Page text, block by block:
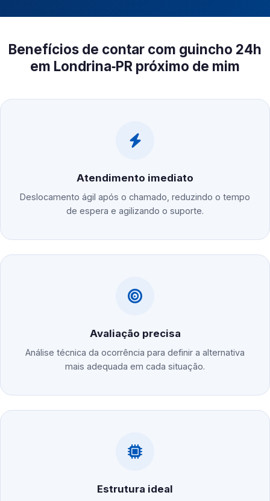
Benefícios de contar com guincho 24h
em Londrina‑PR próximo de mim
Atendimento imediato
Deslocamento ágil após o chamado, reduzindo o tempo
de espera e agilizando o suporte.
Avaliação precisa
Análise técnica da ocorrência para definir a alternativa
mais adequada em cada situação.
Estrutura ideal